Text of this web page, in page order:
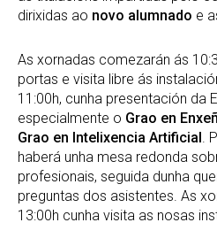
dirixidas ao novo alumnado e
As xornadas comezarán ás
portas e visita libre ás
11:00h, cunha presentación da
especialmente o Grao en
Grao en Intelixencia Artificial .
haberá unha mesa redonda
profesionais, seguida dunha
preguntas dos asistentes. As
13:00h cunha visita as nosas